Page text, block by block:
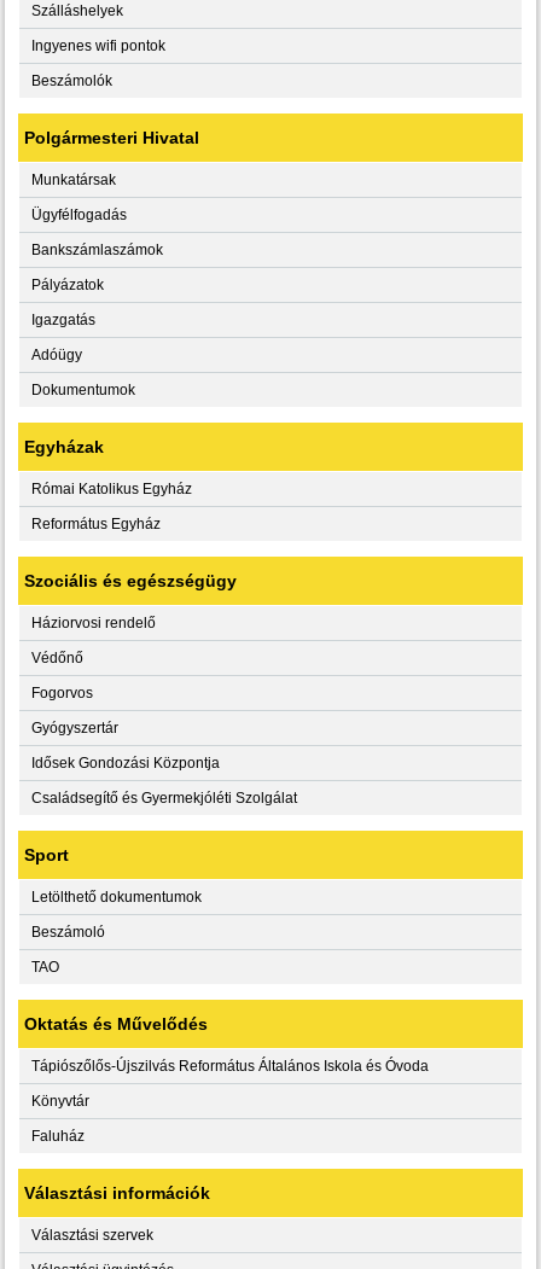
Szálláshelyek
Ingyenes wifi pontok
Beszámolók
Polgármesteri Hivatal
Munkatársak
Ügyfélfogadás
Bankszámlaszámok
Pályázatok
Igazgatás
Adóügy
Dokumentumok
Egyházak
Római Katolikus Egyház
Református Egyház
Szociális és egészségügy
Háziorvosi rendelő
Védőnő
Fogorvos
Gyógyszertár
Idősek Gondozási Központja
Családsegítő és Gyermekjóléti Szolgálat
Sport
Letölthető dokumentumok
Beszámoló
TAO
Oktatás és Művelődés
Tápiószőlős-Újszilvás Református Általános Iskola és Óvoda
Könyvtár
Faluház
Választási információk
Választási szervek